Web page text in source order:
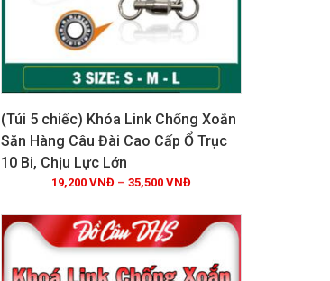
Xem chi tiết
(Túi 5 chiếc) Khóa Link Chống Xoắn
Săn Hàng Câu Đài Cao Cấp Ổ Trục
10 Bi, Chịu Lực Lớn
19,200 VNĐ – 35,500 VNĐ
GIẢM GIÁ!